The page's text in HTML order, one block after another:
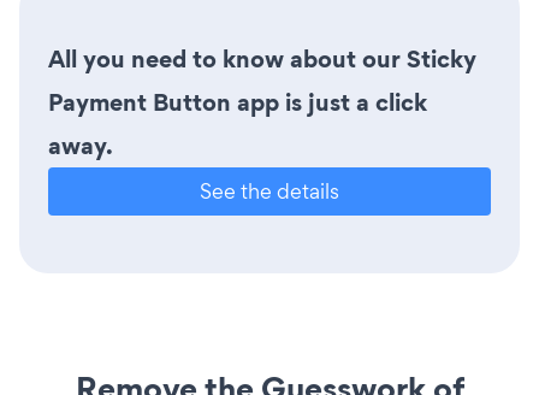
All you need to know about our Sticky
Payment Button app is just a click
away.
See the details